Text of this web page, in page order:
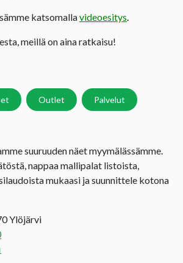
katsomallavideoesitys.
meillä on aina ratkaisu!
Outlet Palvelut
suuruuden näet myymälässämme.
nappaa mallipalat listoista,
mukaasi ja suunnittele kotona
Ylöjärvi